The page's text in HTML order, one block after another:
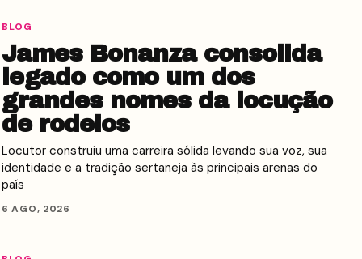
BLOG
James Bonanza consolida
legado como um dos
grandes nomes da locução
de rodeios
Locutor construiu uma carreira sólida levando sua voz, sua
identidade e a tradição sertaneja às principais arenas do
país
6 AGO, 2026